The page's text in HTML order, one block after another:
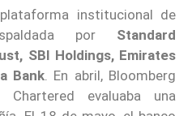
institucional de
por Standard
SBI Holdings, Emirates
Bank. En abril, Bloomberg
evaluaba una